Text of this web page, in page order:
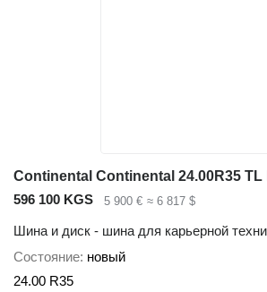
Continental Continental 24.00R35 TL
596 100 KGS
5 900 € ≈ 6 817 $
Шина и диск - шина для карьерной
Состояние новый
24.00 R35